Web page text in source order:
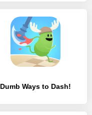
Dumb Ways to Dash!